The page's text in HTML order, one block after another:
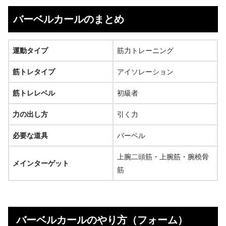
バーベルカールのまとめ
運動タイプ 筋力トレーニング
筋トレタイプ アイソレーション
筋トレレベル 初級者
力の出し方 引く力
必要な道具 バーベル
メインターゲット
上腕二頭筋・上腕筋・腕橈骨
筋
バーベルカールのやり方（フォーム）